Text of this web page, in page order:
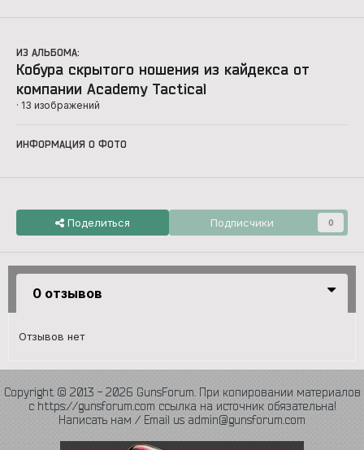
ИЗ АЛЬБОМА:
Кобура скрытого ношения из кайдекса от
компании Academy Tactical
· 13 изображений
ИНФОРМАЦИЯ О ФОТО
Поделиться Подписчики 0
0 отзывов
Отзывов нет
Copyright © 2013 - 2026 GunsForum. При копировании материалов
с https://gunsforum.com ссылка на источник обязательна!
Написать нам / Email us admin@gunsforum.com